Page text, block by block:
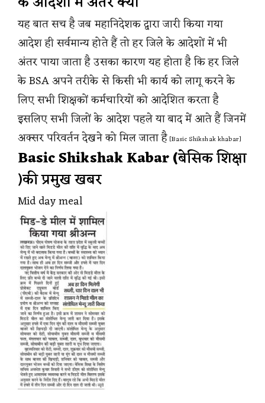
यह बात सच है जब महानिदेशक द्वारा जारी किया गया
आदेश ही सर्वमान्य होते हैं तो हर जिले के आदेशों में भी
अंतर पाया जाता है उसका कारण यह होता है कि हर जिले
के BSA अपने तरीके से किसी भी कार्य को लागू करने के
लिए सभी शिक्षकों कर्मचारियों को आदेशित करता है
इसलिए सभी जिलों के आदेश पहले या बाद में आते हैं जिनमें
अक्सर परिवर्तन देखने को मिल जाता है [Basic Shikshak khabar]
Basic Shikshak Kabar (बेसिक शिक्षा
)की प्रमुख खबर
Mid day meal